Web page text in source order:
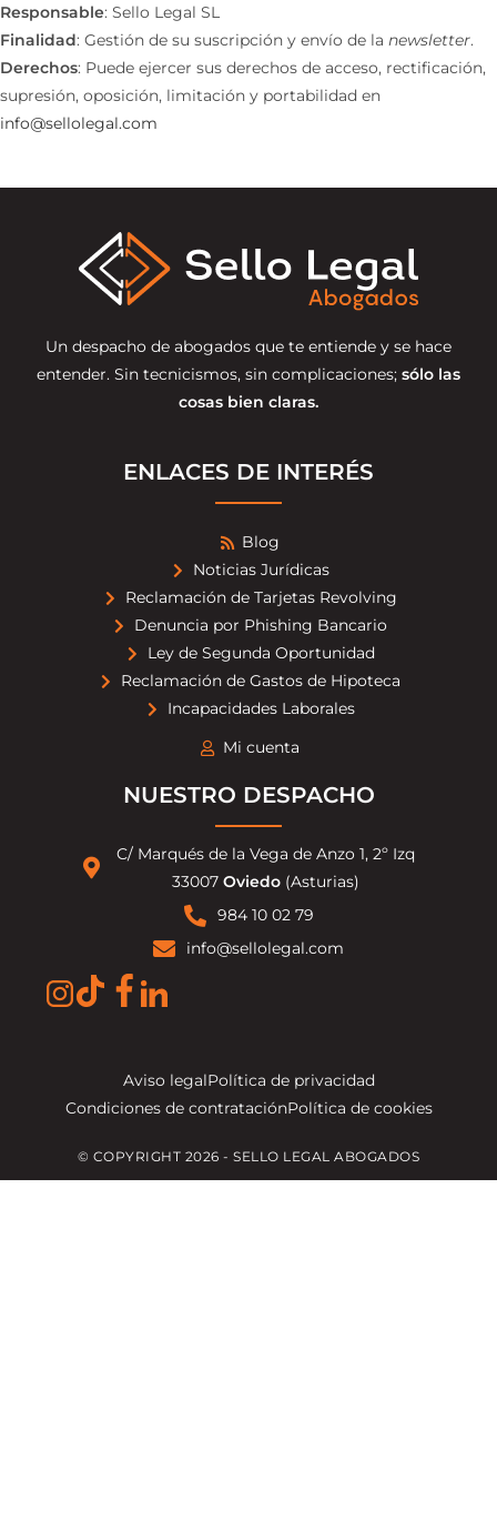
Responsable: Sello Legal SL
Finalidad: Gestión de su suscripción y envío de la newsletter.
Derechos: Puede ejercer sus derechos de acceso, rectificación,
supresión, oposición, limitación y portabilidad en
info@sellolegal.com
Un despacho de abogados que te entiende y se hace
entender. Sin tecnicismos, sin complicaciones; sólo las
cosas bien claras.
ENLACES DE INTERÉS
Blog
Noticias Jurídicas
Reclamación de Tarjetas Revolving
Denuncia por Phishing Bancario
Ley de Segunda Oportunidad
Reclamación de Gastos de Hipoteca
Incapacidades Laborales
Mi cuenta
NUESTRO DESPACHO
C/ Marqués de la Vega de Anzo 1, 2º Izq
33007 Oviedo(Asturias)
984 10 02 79
info@sellolegal.com
Aviso legalPolítica de privacidad
Condiciones de contrataciónPolítica de cookies
© COPYRIGHT 2026 - SELLO LEGAL ABOGADOS